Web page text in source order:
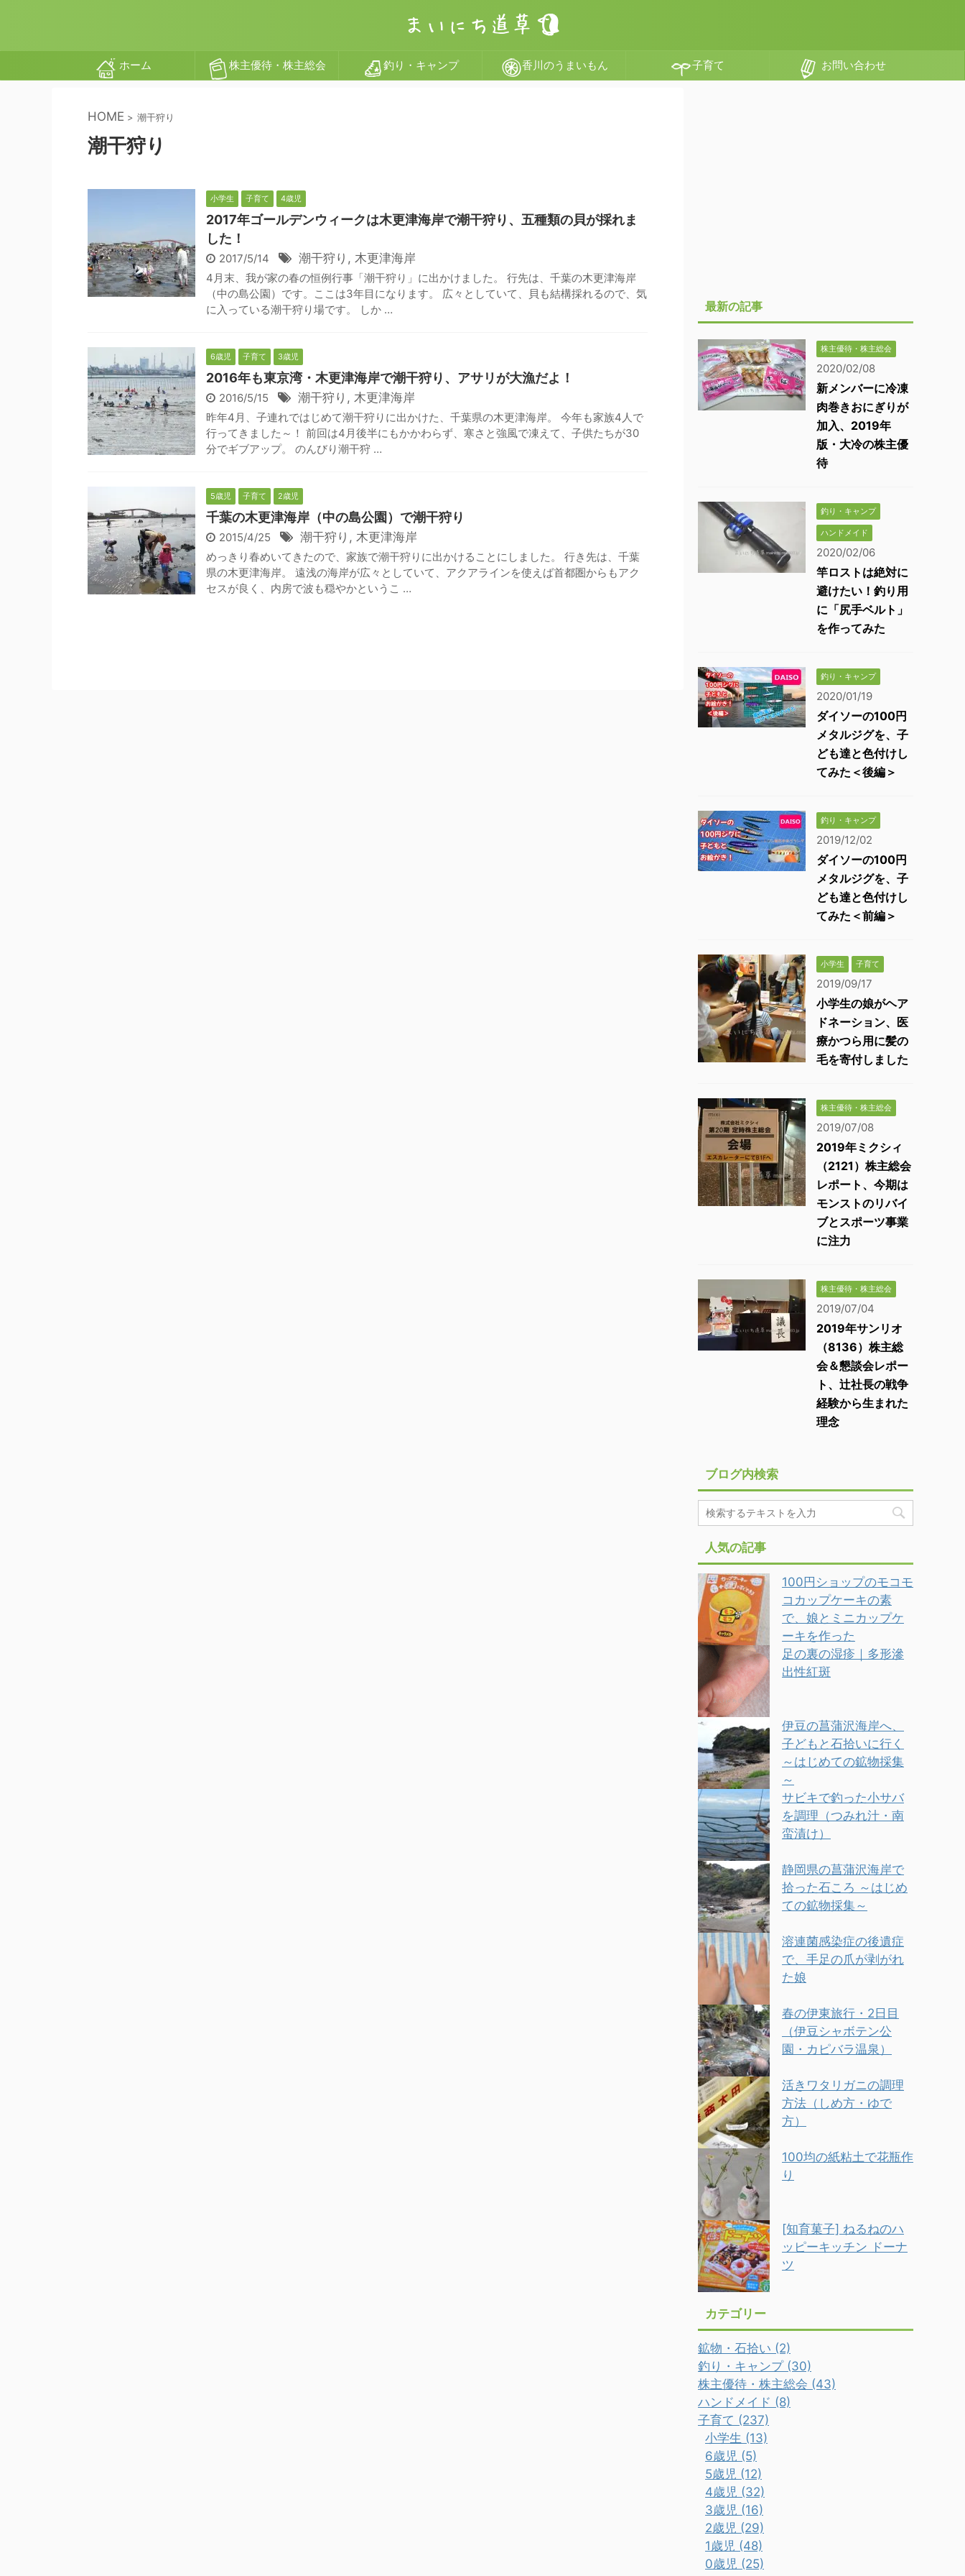
ホーム 株主優待・株主総会 釣り・キャンプ 香川のうまいもん 子育て お問い合わせ
HOME > 潮干狩り
潮干狩り
小学生 子育て 4歳児
2017年ゴールデンウィークは木更津海岸で潮干狩り、五種類の貝が採れま
した！
2017/5/14 潮干狩り , 木更津海岸
4月末、我が家の春の恒例行事「潮干狩り」に出かけました。 行先は、千葉の木更津海岸
（中の島公園）です。ここは3年目になります。 広々としていて、貝も結構採れるので、気
に入っている潮干狩り場です。 しか …
6歳児 子育て 3歳児
2016年も東京湾・木更津海岸で潮干狩り、アサリが大漁だよ！
2016/5/15 潮干狩り , 木更津海岸
昨年4月、子連れではじめて潮干狩りに出かけた、千葉県の木更津海岸。 今年も家族4人で
行ってきました～！ 前回は4月後半にもかかわらず、寒さと強風で凍えて、子供たちが30
分でギブアップ。 のんびり潮干狩 …
5歳児 子育て 2歳児
千葉の木更津海岸（中の島公園）で潮干狩り
2015/4/25 潮干狩り , 木更津海岸
めっきり春めいてきたので、家族で潮干狩りに出かけることにしました。 行き先は、千葉
県の木更津海岸。 遠浅の海岸が広々としていて、アクアラインを使えば首都圏からもアク
セスが良く、内房で波も穏やかというこ …
最新の記事
株主優待・株主総会
2020/02/08
新メンバーに冷凍
肉巻きおにぎりが
加入、2019年
版・大冷の株主優
待
釣り・キャンプ
ハンドメイド
2020/02/06
竿ロストは絶対に
避けたい！釣り用
に「尻手ベルト」
を作ってみた
釣り・キャンプ
2020/01/19
ダイソーの100円
メタルジグを、子
ども達と色付けし
てみた＜後編＞
釣り・キャンプ
2019/12/02
ダイソーの100円
メタルジグを、子
ども達と色付けし
てみた＜前編＞
小学生 子育て
2019/09/17
小学生の娘がヘア
ドネーション、医
療かつら用に髪の
毛を寄付しました
株主優待・株主総会
2019/07/08
2019年ミクシィ
（2121）株主総会
レポート、今期は
モンストのリバイ
ブとスポーツ事業
に注力
株主優待・株主総会
2019/07/04
2019年サンリオ
（8136）株主総
会＆懇談会レポー
ト、辻社長の戦争
経験から生まれた
理念
ブログ内検索
人気の記事
100円ショップのモコモ
コカップケーキの素
で、娘とミニカップケ
ーキを作った
足の裏の湿疹｜多形滲
出性紅斑
伊豆の菖蒲沢海岸へ、
子どもと石拾いに行く
～はじめての鉱物採集
～
サビキで釣った小サバ
を調理（つみれ汁・南
蛮漬け）
静岡県の菖蒲沢海岸で
拾った石ころ ～はじめ
ての鉱物採集～
溶連菌感染症の後遺症
で、手足の爪が剥がれ
た娘
春の伊東旅行・2日目
（伊豆シャボテン公
園・カピバラ温泉）
活きワタリガニの調理
方法（しめ方・ゆで
方）
100均の紙粘土で花瓶作
り
[知育菓子] ねるねのハ
ッピーキッチン ドーナ
ツ
カテゴリー
鉱物・石拾い (2)
釣り・キャンプ (30)
株主優待・株主総会 (43)
ハンドメイド (8)
子育て (237)
小学生 (13)
6歳児 (5)
5歳児 (12)
4歳児 (32)
3歳児 (16)
2歳児 (29)
1歳児 (48)
0歳児 (25)